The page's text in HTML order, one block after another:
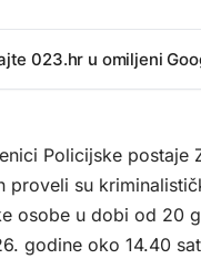
023.hr u omiljeni
Policijske postaje
proveli su
osobe u dobi od 20
godine oko 14.40